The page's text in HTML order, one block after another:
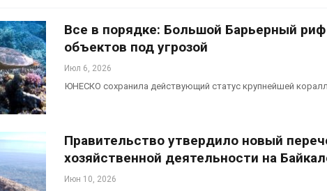
Все в порядке: Большой Барьерный
объектов под угрозой
Июл 6, 2026
ЮНЕСКО сохранила действующий статус крупнейшей
Правительство утвердило новый
хозяйственной деятельности на
Июн 10, 2026